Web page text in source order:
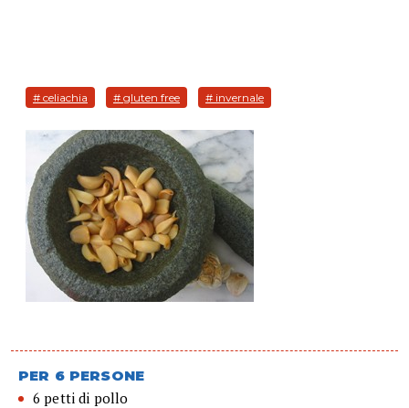
# celiachia # gluten free # invernale
PER 6 PERSONE
6 petti di pollo